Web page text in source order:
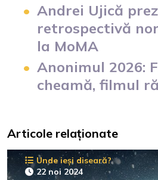
Andrei Ujică
retrospectivă
la MoMA
Anonimul 2026:
cheamă, filmul
Articole relaționate
Unde ieși diseară?
22 noi 2024